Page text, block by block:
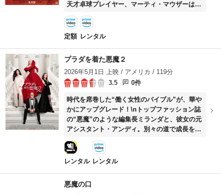
天才卓球プレイヤー、マーティ・マウザーは、
親戚の靴屋で働きながら世界選手権に参加する
ための資金を稼ぐ。ロンドンで行われた世界選
手権で日本の選手に敗れたマーティは、次回日
世界一になるために、ありとあらゆる方法で資
金を稼ごうとする・・・・。
定額 レンタル
プラダを着た悪魔２
2026年5月1日 上映 / アメリカ / 119分
3.5
0件
時代を席巻した“働く女性のバイブル”が、華や
かにアップグレード！\nトップファッション誌
の“悪魔”のような編集長ミランダと、彼女の元
アシスタント・アンディ。別々の道で成長を重
ねたふたりが、再びタッグを組むとき、ファッ
ション業界に大旋風が巻き起こる！
レンタル レンタル
悪魔の口